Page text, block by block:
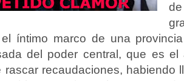
íntimo marco de una
del poder central, que es
rascar recaudaciones, habiendo